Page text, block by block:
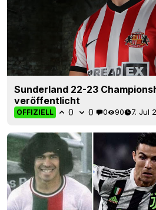
Sunderland 22-23
veröffentlicht
OFFIZIELL 0 0 0 90 7. Jul